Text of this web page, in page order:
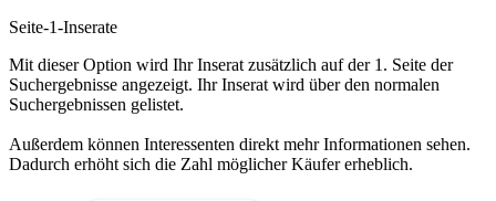
Seite-1-Inserate
Mit dieser Option wird Ihr Inserat zusätzlich auf der 1. Seite der
Suchergebnisse angezeigt. Ihr Inserat wird über den normalen
Suchergebnissen gelistet.
Außerdem können Interessenten direkt mehr Informationen sehen.
Dadurch erhöht sich die Zahl möglicher Käufer erheblich.